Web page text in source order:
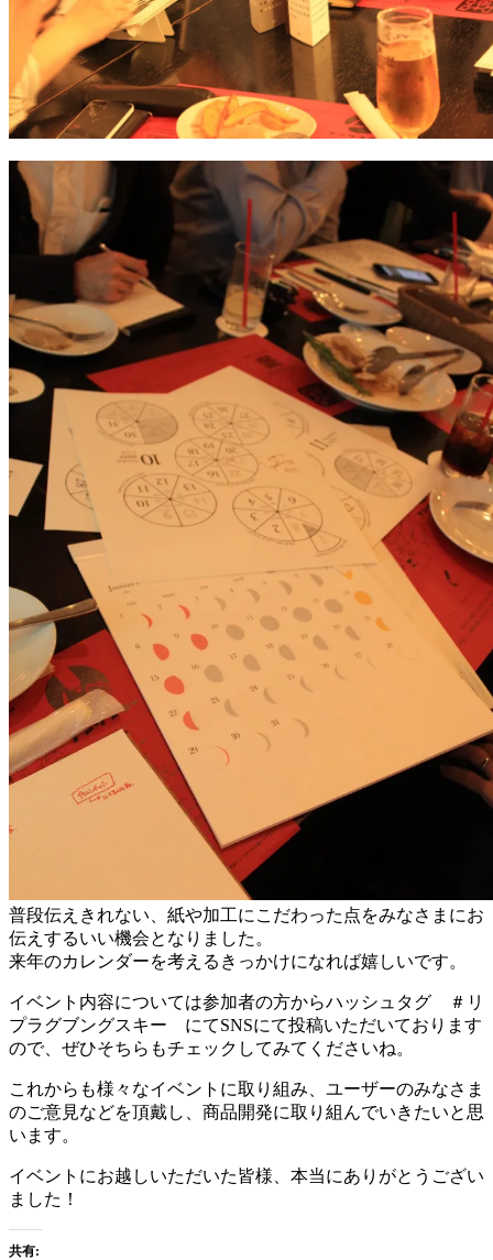
普段伝えきれない、紙や加工にこだわった点をみなさまにお
伝えするいい機会となりました。
来年のカレンダーを考えるきっかけになれば嬉しいです。
イベント内容については参加者の方からハッシュタグ ＃リ
プラグブングスキー にてSNSにて投稿いただいております
ので、ぜひそちらもチェックしてみてくださいね。
これからも様々なイベントに取り組み、ユーザーのみなさま
のご意見などを頂戴し、商品開発に取り組んでいきたいと思
います。
イベントにお越しいただいた皆様、本当にありがとうござい
ました！
共有: